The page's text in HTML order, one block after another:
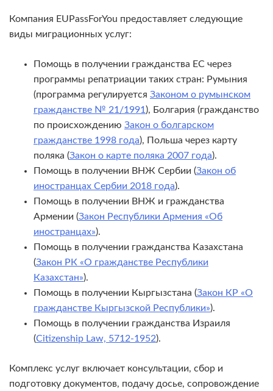
Компания EUPassForYou предоставляет следующие
виды миграционных услуг:
Помощь в получении гражданства ЕС через
программы репатриации таких стран: Румыния
(программа регулируется Законом о румынском
гражданстве № 21/1991), Болгария (гражданство
по происхождению Закон о болгарском
гражданстве 1998 года), Польша через карту
поляка (Закон о карте поляка 2007 года).
Помощь в получении ВНЖ Сербии (Закон об
иностранцах Сербии 2018 года).
Помощь в получении ВНЖ и гражданства
Армении (Закон Республики Армения «Об
иностранцах»).
Помощь в получении гражданства Казахстана
(Закон РК «О гражданстве Республики
Казахстан»).
Помощь в получении Кыргызстана (Закон КР «О
гражданстве Кыргызской Республики»).
Помощь в получении гражданства Израиля
(Citizenship Law, 5712-1952).
Комплекс услуг включает консультации, сбор и
подготовку документов, подачу досье, сопровождение